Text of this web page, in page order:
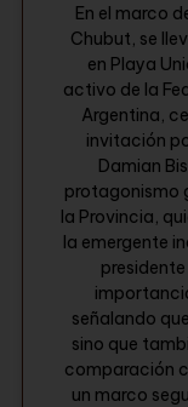
En el marco
Chubut, se
en Playa
activo de la
Argentina,
invitación
Damian
protagonismo
la Provincia,
la emergente
señalando
sino que
comparación
un marco